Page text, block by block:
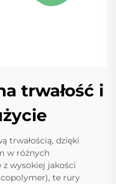
trwałość i
trwałością, dzięki
w różnych
wysokiej jakości
te rury